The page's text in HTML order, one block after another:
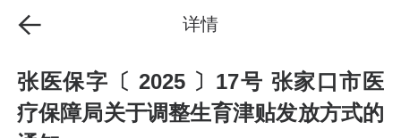
详情
张医保字〔 2025 〕17号 张家口市医
疗保障局关于调整生育津贴发放方式的